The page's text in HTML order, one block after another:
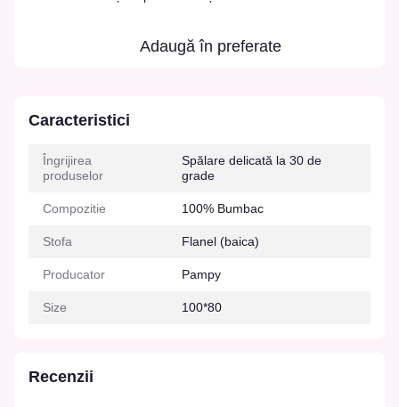
Adaugă în preferate
Caracteristici
Îngrijirea
produselor
Spălare delicată la 30 de
grade
Compozitie 100% Bumbac
Stofa Flanel (baica)
Producator Pampy
Size 100*80
Recenzii